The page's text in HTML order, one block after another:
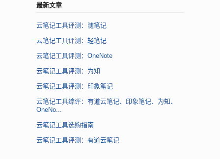
最新文章
云笔记工具评测：随笔记
云笔记工具评测：轻笔记
云笔记工具评测：OneNote
云笔记工具评测：为知
云笔记工具评测：印象笔记
云笔记工具综评：有道云笔记、印象笔记、为知、
OneNo...
云笔记工具选购指南
云笔记工具评测：有道云笔记